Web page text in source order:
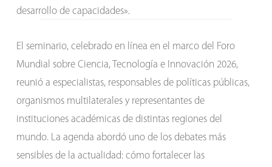
desarrollo de capacidades».
El seminario, celebrado en línea en el marco del Foro
Mundial sobre Ciencia, Tecnología e Innovación 2026,
reunió a especialistas, responsables de políticas públicas,
organismos multilaterales y representantes de
instituciones académicas de distintas regiones del
mundo. La agenda abordó uno de los debates más
sensibles de la actualidad: cómo fortalecer las